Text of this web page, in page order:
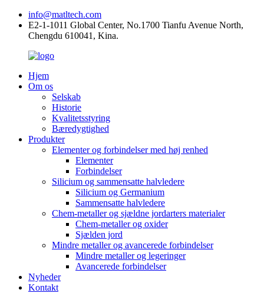
info@matltech.com
E2-1-1011 Global Center, No.1700 Tianfu Avenue North,
Chengdu 610041, Kina.
Hjem
Om os
Selskab
Historie
Kvalitetsstyring
Bæredygtighed
Produkter
Elementer og forbindelser med høj renhed
Elementer
Forbindelser
Silicium og sammensatte halvledere
Silicium og Germanium
Sammensatte halvledere
Chem-metaller og sjældne jordarters materialer
Chem-metaller og oxider
Sjælden jord
Mindre metaller og avancerede forbindelser
Mindre metaller og legeringer
Avancerede forbindelser
Nyheder
Kontakt